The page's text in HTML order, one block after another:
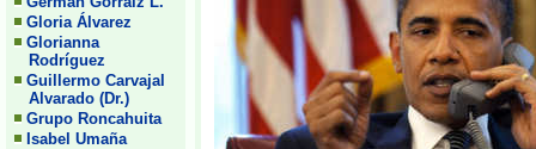
Gloria Álvarez
Glorianna
Rodríguez
Guillermo Carvajal
Alvarado (Dr.)
Grupo Roncahuita
Isabel Umaña